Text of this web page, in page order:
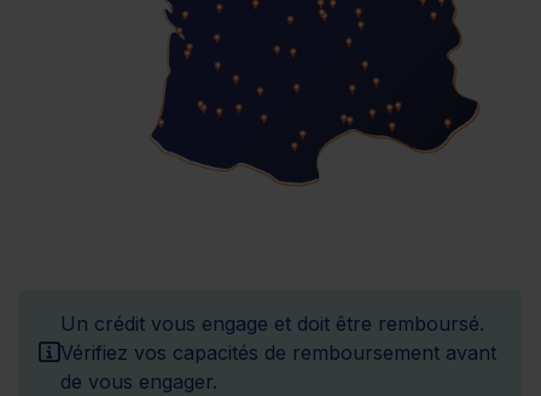
Un crédit vous engage et doit être remboursé.
Vérifiez vos capacités de remboursement avant
de vous engager.